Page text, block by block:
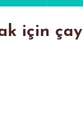
için çay